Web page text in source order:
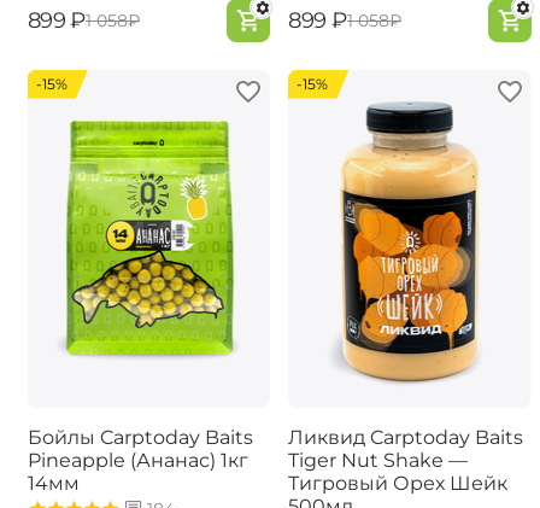
‍899‍ ₽‍1 058‍₽ ‍899‍ ₽‍1 058‍₽
-15%
Бойлы Carptoday Baits
Pineapple (Ананас) 1кг
14мм
-15%
Ликвид Carptoday Baits
Tiger Nut Shake —
Тигровый Орех Шейк